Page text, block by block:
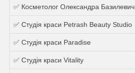
✅ Косметолог Олександра Базилевич
✅ Студія краси Petrash Beauty Studio
✅ Студія краси Paradise
✅ Студія краси Vitality